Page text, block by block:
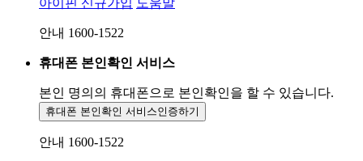
아이핀 신규가입 도움말
안내 1600-1522
휴대폰 본인확인 서비스
본인 명의의 휴대폰으로 본인확인을 할 수 있습니다.
휴대폰 본인확인 서비스인증하기
안내 1600-1522